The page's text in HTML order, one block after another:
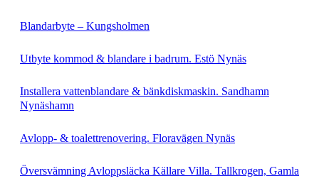
Blandarbyte – Kungsholmen
Utbyte kommod & blandare i badrum. Estö Nynäs
Installera vattenblandare & bänkdiskmaskin. Sandhamn
Nynäshamn
Avlopp- & toalettrenovering. Floravägen Nynäs
Översvämning Avloppsläcka Källare Villa. Tallkrogen, Gamla